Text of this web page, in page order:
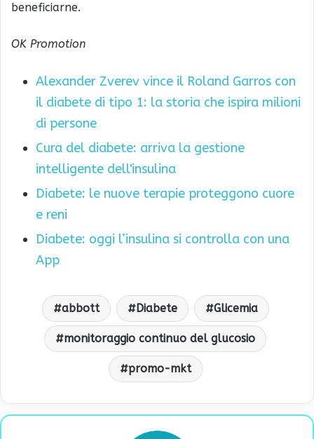
beneficiarne.
OK Promotion
Alexander Zverev vince il Roland Garros con
il diabete di tipo 1: la storia che ispira milioni
di persone
Cura del diabete: arriva la gestione
intelligente dell'insulina
Diabete: le nuove terapie proteggono cuore
e reni
Diabete: oggi l’insulina si controlla con una
App
abbott Diabete Glicemia
monitoraggio continuo del glucosio
promo-mkt